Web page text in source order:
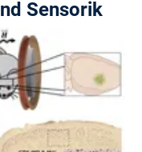
Sensorik